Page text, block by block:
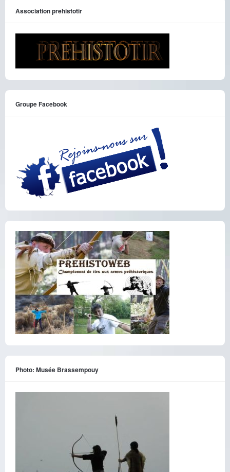
Association prehistotir
Groupe Facebook
Photo: Musée Brassempouy